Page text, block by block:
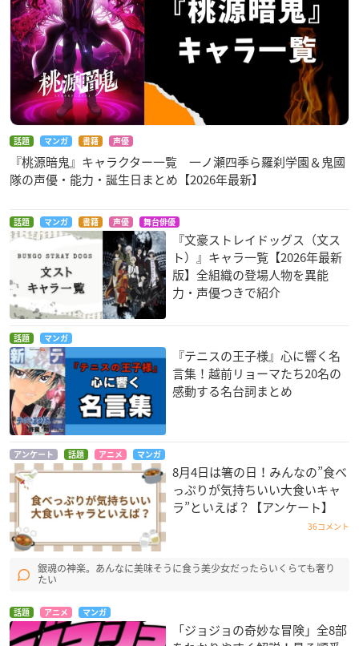
話題 マンガ 書籍 声優
『桃源暗鬼』キャラクター一覧 一ノ瀬四季ら羅刹学園＆鬼國
隊の声優・能力・誕生日まとめ【2026年最新】
話題 マンガ 書籍 声優 舞台俳優
『文豪ストレイドッグス（文ス
ト）』キャラ一覧【2026年最新
版】全組織の登場人物を異能
力・声優つきで紹介
話題 マンガ
『テニスの王子様』心に響く名
言集！越前リョーマたち20名の
感動する名台詞まとめ
アンケート 話題 アニメ マンガ
8月4日は箸の日！みんなの”食べ
っぷりが気持ちいい大食いキャ
ラ”といえば？【アンケート】
36コメント
銀魂の神楽。あんなに美味そうに食う美少女だったらいくらても奢り
たい
話題 アニメ マンガ
「ジョジョの奇妙な冒険」全8部